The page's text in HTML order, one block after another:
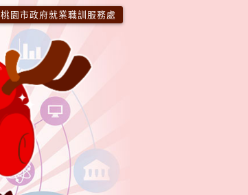
桃園市政府就業職訓服務處